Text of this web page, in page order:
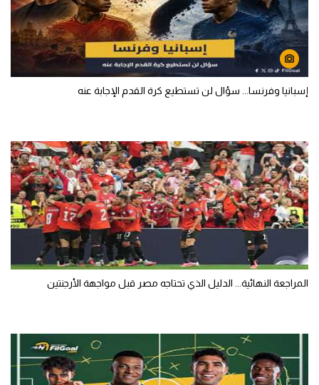
إسبانيا وفرنسا... سؤال لن تستطيع كرة القدم الإجابة عنه
المراجعة النهائية... الدليل الذي تحتاجه مصر قبل مواجهة الأرجنتين